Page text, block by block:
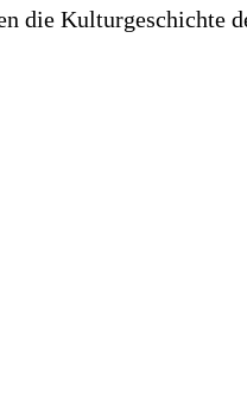
die Kulturgeschichte